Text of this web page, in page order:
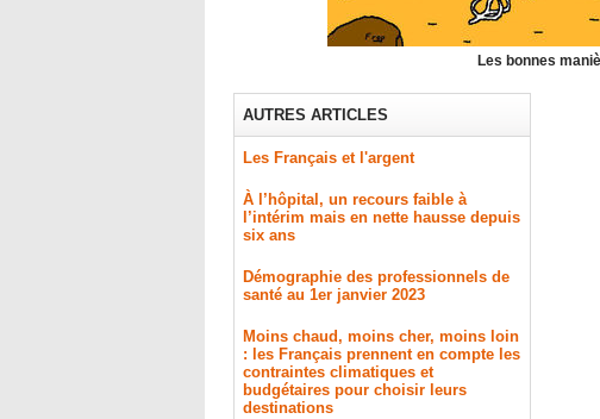
Les bonnes
AUTRES ARTICLES
Les Français et l'argent
À l’hôpital, un recours faible à
l’intérim mais en nette hausse depuis
six ans
Démographie des professionnels de
santé au 1er janvier 2023
Moins chaud, moins cher, moins loin
: les Français prennent en compte les
contraintes climatiques et
budgétaires pour choisir leurs
destinations